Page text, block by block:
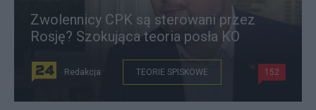
Zwolennicy CPK są sterowani przez
Rosję? Szokująca teoria posła KO
Redakcja TEORIE SPISKOWE 152